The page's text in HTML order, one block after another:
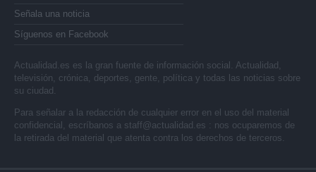
Señala una noticia
Síguenos en Facebook
Actualidad.es es la gran fuente de información social. Actualidad,
televisión, crónica, deportes, gente, política y todas las noticias sobre
su ciudad.
Para señalar a la redacción de cualquier error en el uso del material
confidencial, escríbanos a staff@actualidad.es : nos ocuparemos de
la retirada del material que atenta contra los derechos de terceros.